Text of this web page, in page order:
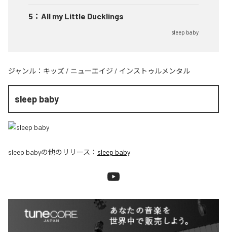
5 ： All my Little Ducklings
sleep baby
ジャンル： キッズ / ニューエイジ / インストゥルメンタル
sleep baby
sleep babyの他のリリース： sleep baby